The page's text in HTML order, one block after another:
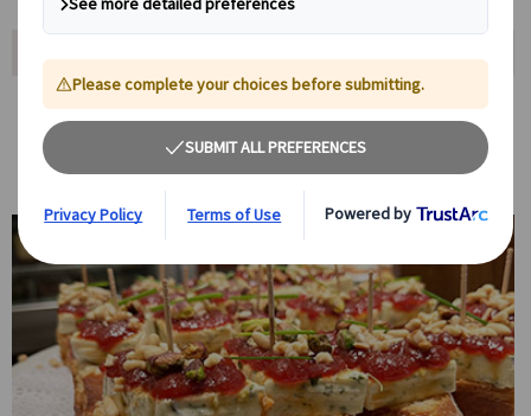
本場バル文化を体験（ピンチョス・タパス）
地元で賑わうバルに立ち寄り、スペインならではの食文化を気軽に楽